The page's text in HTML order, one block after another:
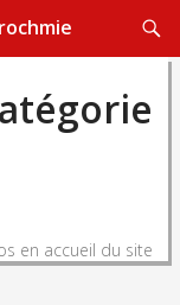
en accueil du site